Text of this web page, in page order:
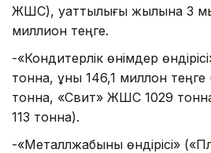
ЖШС), қуаттылығы жылына 3
миллион теңге.
-«Кондитерлік өнімдер
тонна, құны 146,1 миллон
тонна, «Свит» ЖШС 1029
113 тонна).
-«Металлжабыны өндірісі»